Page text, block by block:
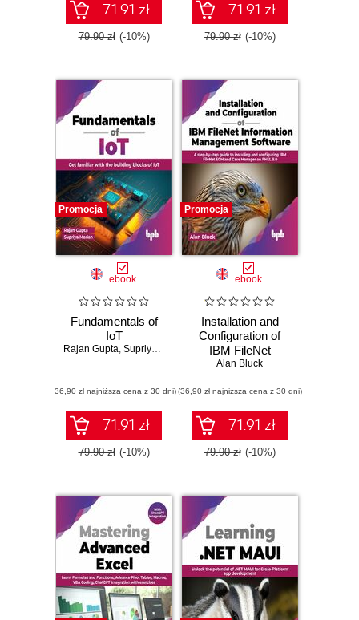
71.91 zł
79.90 zł (-10%)
71.91 zł
79.90 zł (-10%)
Promocja
ebook
Fundamentals of
IoT
Rajan Gupta, Supriya Madan
(36,90 zł najniższa cena z 30 dni)
71.91 zł
79.90 zł (-10%)
Promocja
ebook
Installation and
Configuration of
IBM FileNet
Information
Software
Alan Bluck
(36,90 zł najniższa cena z 30 dni)
71.91 zł
79.90 zł (-10%)